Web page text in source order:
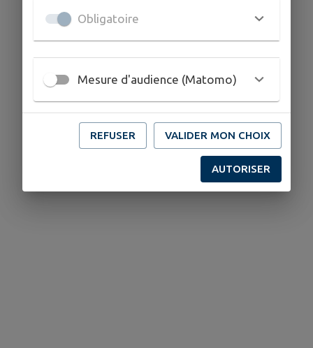
Obligatoire
Mesure d'audience (Matomo)
REFUSER VALIDER MON CHOIX
AUTORISER